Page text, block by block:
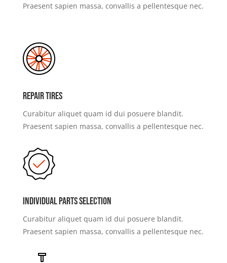
Praesent sapien massa, convallis a pellentesque nec.
Repair Tires
Curabitur aliquet quam id dui posuere blandit.
Praesent sapien massa, convallis a pellentesque nec.
Individual Parts Selection
Curabitur aliquet quam id dui posuere blandit.
Praesent sapien massa, convallis a pellentesque nec.